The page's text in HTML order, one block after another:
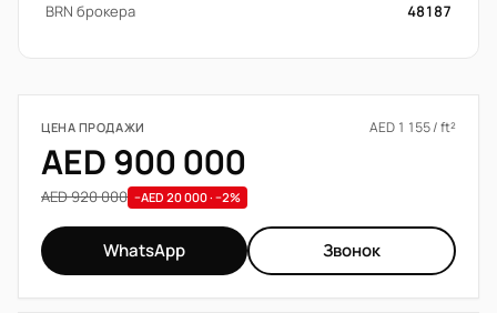
BRN брокера
48187
ЦЕНА ПРОДАЖИ AED 1 155 / ft²
AED 900 000
AED 920 000 −AED 20 000 · −2%
WhatsApp Звонок